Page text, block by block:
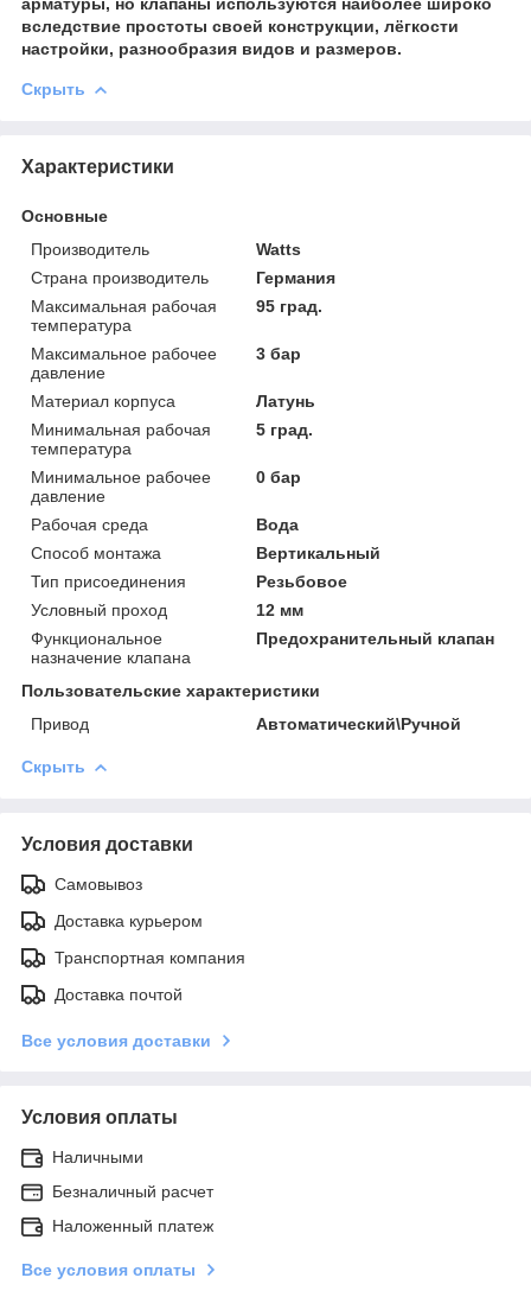
вследствие простоты своей конструкции, лёгкости
настройки, разнообразия видов и размеров.
Скрыть
Характеристики
Основные
Производитель
Watts
Страна производитель
Германия
Максимальная рабочая
температура
95 град.
Максимальное рабочее
давление
3 бар
Материал корпуса
Латунь
Минимальная рабочая
температура
5 град.
Минимальное рабочее
давление
0 бар
Рабочая среда
Вода
Способ монтажа
Вертикальный
Тип присоединения
Резьбовое
Условный проход
12 мм
Функциональное
назначение клапана
Предохранительный клапан
Пользовательские характеристики
Привод
Автоматический\Ручной
Скрыть
Условия доставки
Самовывоз
Доставка курьером
Транспортная компания
Доставка почтой
Все условия доставки
Условия оплаты
Наличными
Безналичный расчет
Наложенный платеж
Все условия оплаты